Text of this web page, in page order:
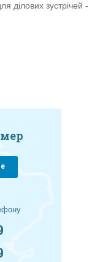
ділових зустрічей -